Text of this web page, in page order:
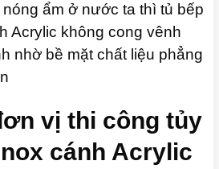
ẩm ở nước ta thì tủ bếp
Acrylic không cong vênh
nhờ bề mặt chất liệu phẳng
vị thi công tủy
cánh Acrylic